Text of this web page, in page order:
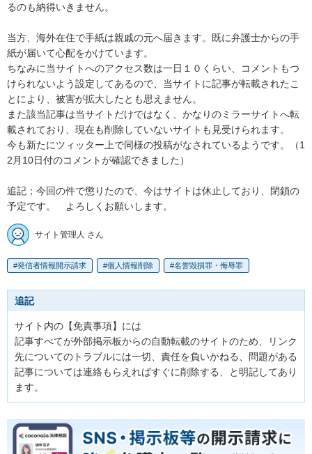
るのも納得いきません。
当方、海外在住で手紙は親戚の元へ届きます。既に弁護士からの手
紙が届いて心配をかけています。
ちなみに当サイトへのアクセス数は一日１０くらい、コメントもつ
けられないよう設定してあるので、当サイトに記事が転載されたこ
とにより、被害が拡大したとも思えません。
また該当記事は当サイトだけではなく、かなりのミラーサイトへ転
載されており、現在も削除していないサイトも見受けられます。
今も新たにツィッター上で同様の投稿がなされているようです。（1
2月10日付のコメントが確認できました）
追記；今回の件で懲りたので、今はサイトは休止しており、閉鎖の
サイト管理人 さん
発信者情報開示請求 個人情報削除 名誉毀損罪・侮辱罪
追記
サイト内の【免責事項】には
記事すべてが外部掲示板からの自動転載のサイトのため、リンク
先についてのトラブルには一切、責任を負いかねる、問題がある
記事については連絡もらえればすぐに削除する、と明記してあり
ます。